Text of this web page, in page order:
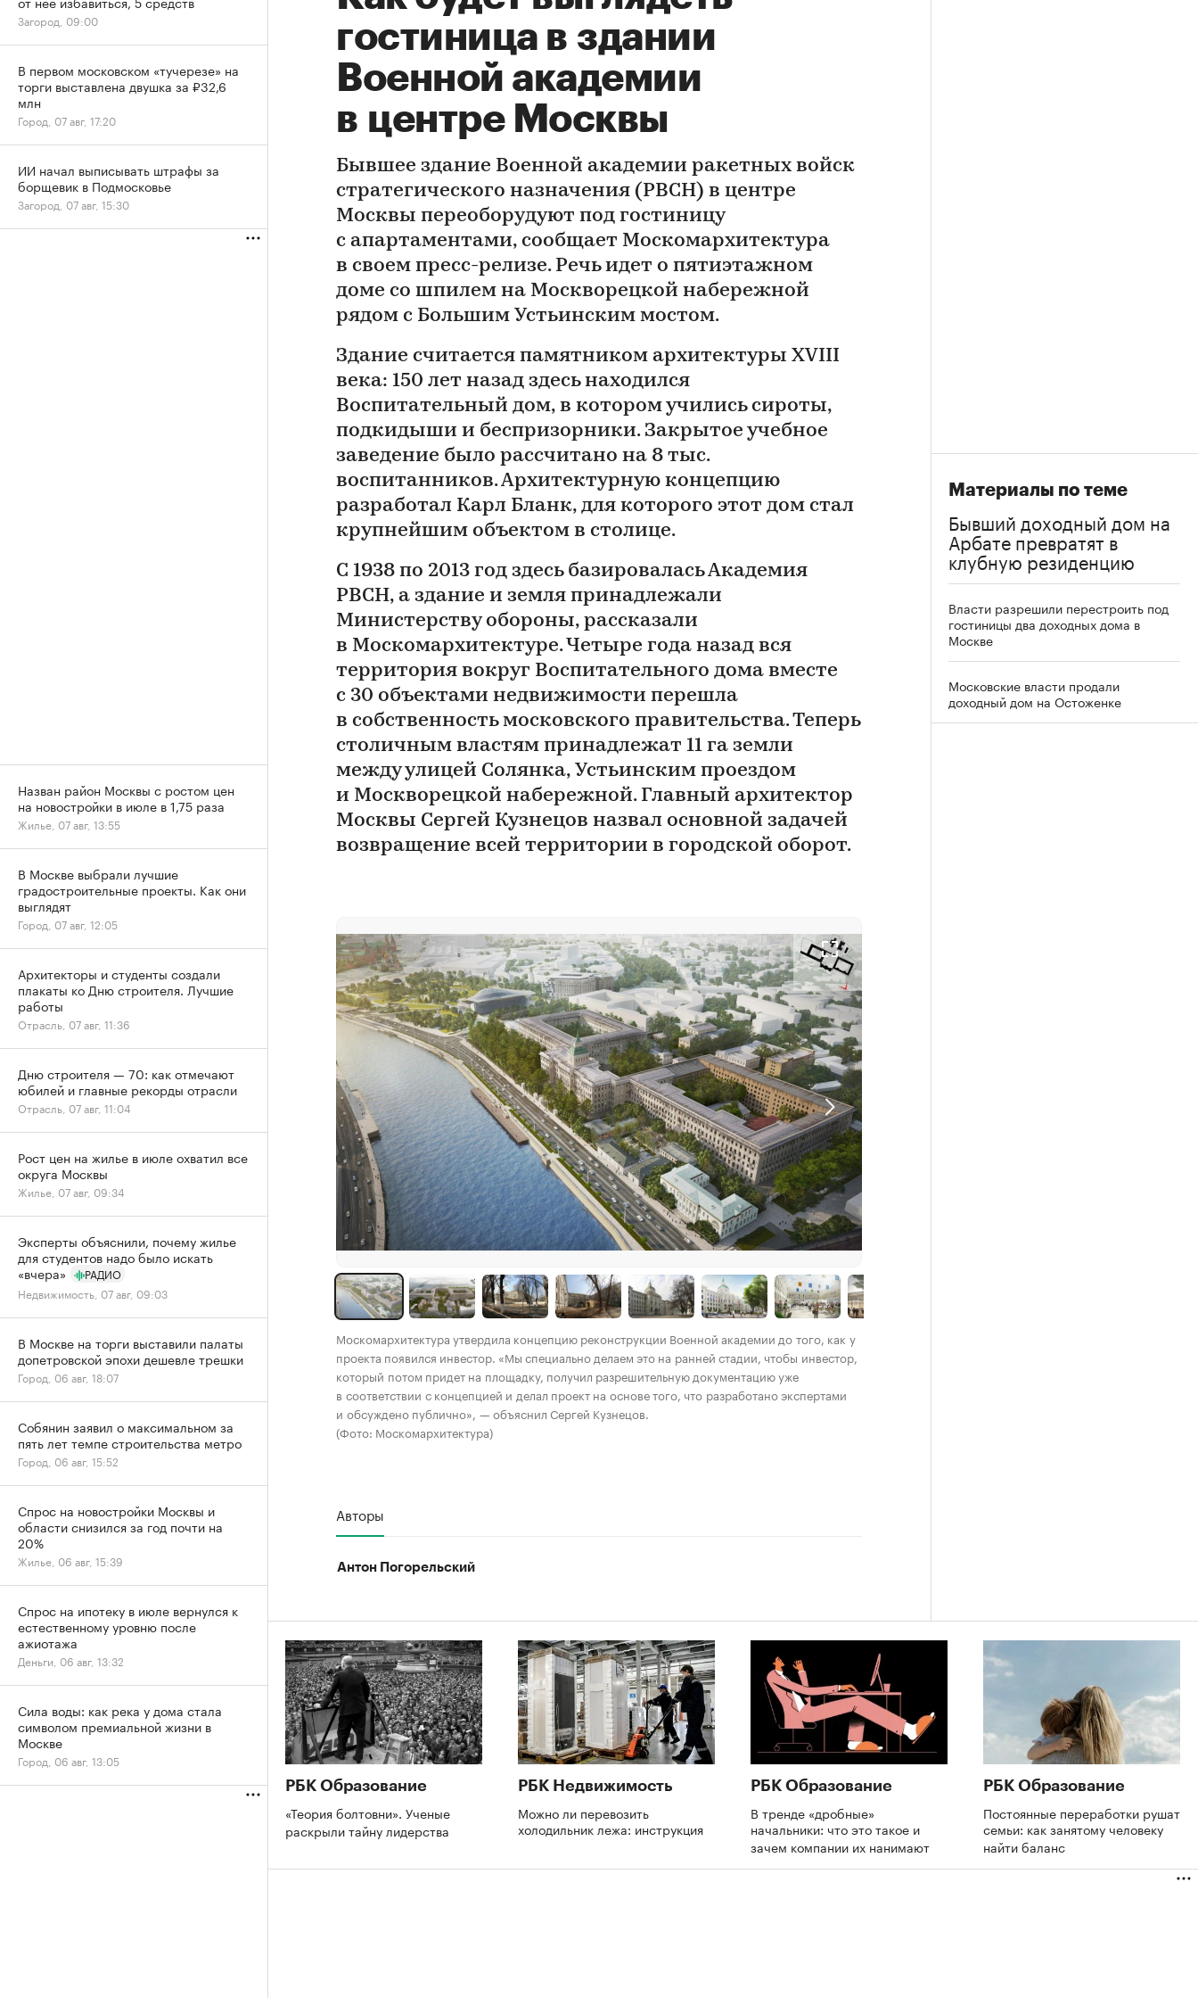
гостиница в здании
Военной академии
в центре Москвы
Бывшее здание Военной академии ракетных войск
стратегического назначения (РВСН) в центре
Москвы переоборудуют под гостиницу
с апартаментами, сообщает Москомархитектура
в своем пресс-релизе. Речь идет о пятиэтажном
доме со шпилем на Москворецкой набережной
рядом с Большим Устьинским мостом.
Здание считается памятником архитектуры XVIII
века: 150 лет назад здесь находился
Воспитательный дом, в котором учились сироты,
подкидыши и беспризорники. Закрытое учебное
заведение было рассчитано на 8 тыс.
воспитанников. Архитектурную концепцию
разработал Карл Бланк, для которого этот дом стал
крупнейшим объектом в столице.
С 1938 по 2013 год здесь базировалась Академия
РВСН, а здание и земля принадлежали
Министерству обороны, рассказали
в Москомархитектуре. Четыре года назад вся
территория вокруг Воспитательного дома вместе
с 30 объектами недвижимости перешла
в собственность московского правительства. Теперь
столичным властям принадлежат 11 га земли
между улицей Солянка, Устьинским проездом
и Москворецкой набережной. Главный архитектор
Москвы Сергей Кузнецов назвал основной задачей
возвращение всей территории в городской оборот.
Москомархитектура утвердила концепцию реконструкции Военной академии до того, как у
проекта появился инвестор. «Мы специально делаем это на ранней стадии, чтобы инвестор,
который потом придет на площадку, получил разрешительную документацию уже
в соответствии с концепцией и делал проект на основе того, что разработано экспертами
и обсуждено публично», — объяснил Сергей Кузнецов.
(Фото: Москомархитектура)
Авторы
Антон Погорельский
Материалы по теме
Бывший доходный дом на
Арбате превратят в
клубную резиденцию
Власти разрешили перестроить под
гостиницы два доходных дома в
Москве
Московские власти продали
доходный дом на Остоженке
РБК Образование
«Теория болтовни». Ученые
раскрыли тайну лидерства
РБК Недвижимость
Можно ли перевозить
холодильник лежа: инструкция
РБК Образование
В тренде «дробные»
начальники: что это такое и
зачем компании их нанимают
РБК Образование
Постоянные переработки рушат
семьи: как занятому человеку
найти баланс
Загород, 09:00
В первом московском «тучерезе» на
торги выставлена двушка за ₽32,6
млн
Город, 07 авг, 17:20
ИИ начал выписывать штрафы за
борщевик в Подмосковье
Загород, 07 авг, 15:30
Назван район Москвы с ростом цен
на новостройки в июле в 1,75 раза
Жилье, 07 авг, 13:55
В Москве выбрали лучшие
градостроительные проекты. Как они
выглядят
Город, 07 авг, 12:05
Архитекторы и студенты создали
плакаты ко Дню строителя. Лучшие
работы
Отрасль, 07 авг, 11:36
Дню строителя — 70: как отмечают
юбилей и главные рекорды отрасли
Отрасль, 07 авг, 11:04
Рост цен на жилье в июле охватил все
округа Москвы
Жилье, 07 авг, 09:34
Эксперты объяснили, почему жилье
для студентов надо было искать
«вчера»
РАДИО
Недвижимость, 07 авг, 09:03
В Москве на торги выставили палаты
допетровской эпохи дешевле трешки
Город, 06 авг, 18:07
Собянин заявил о максимальном за
пять лет темпе строительства метро
Город, 06 авг, 15:52
Спрос на новостройки Москвы и
области снизился за год почти на
20%
Жилье, 06 авг, 15:39
Спрос на ипотеку в июле вернулся к
естественному уровню после
ажиотажа
Деньги, 06 авг, 13:32
Сила воды: как река у дома стала
символом премиальной жизни в
Москве
Город, 06 авг, 13:05